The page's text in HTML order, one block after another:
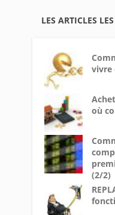
LES ARTICLES
vivre
où
(2/2)